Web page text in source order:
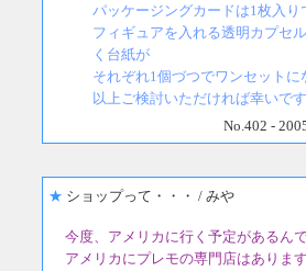
パッケージングカードは1枚入り
フィギュアを入れる透明カプセ
く台紙が
それぞれ1個づつでワンセットに
以上ご検討いただければ幸いです
No.402 -
★ ショップって・・・ / みや
今度、アメリカに行く予定があるんで
アメリカにプレモの専門店はありま